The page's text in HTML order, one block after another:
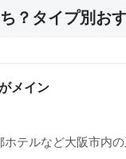
？タイプ別お
メイン
ホテルなど大阪市内